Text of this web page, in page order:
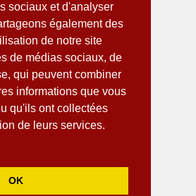
sociaux et d'analyser
également des
de notre site
de médias sociaux, de
qui peuvent combiner
informations que vous
qu'ils ont collectées
de leurs services.
OK